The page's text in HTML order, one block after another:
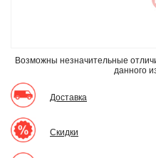
Возможны незначительные
данного
Доставка
Скидки